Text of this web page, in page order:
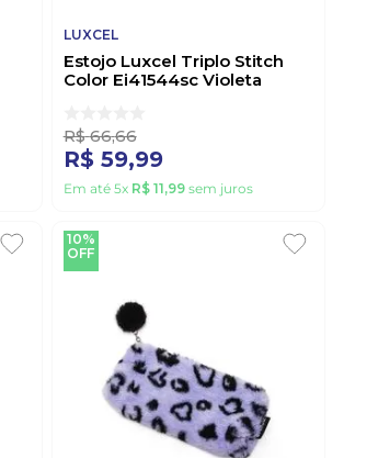
LUXCEL
Estojo Luxcel Triplo Stitch
Color Ei41544sc Violeta
R$ 66,66
R$ 59,99
Em até 5x R$ 11,99sem juros
10%
OFF